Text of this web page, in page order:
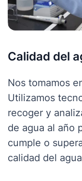
Calidad del
Nos tomamos
Utilizamos
recoger y
de agua al año
cumple o
calidad del